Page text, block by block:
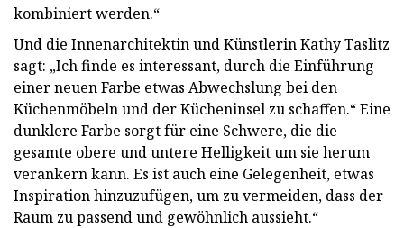
kombiniert werden.“
Und die Innenarchitektin und Künstlerin Kathy Taslitz
sagt: „Ich finde es interessant, durch die Einführung
einer neuen Farbe etwas Abwechslung bei den
Küchenmöbeln und der Kücheninsel zu schaffen.“ Eine
dunklere Farbe sorgt für eine Schwere, die die
gesamte obere und untere Helligkeit um sie herum
verankern kann. Es ist auch eine Gelegenheit, etwas
Inspiration hinzuzufügen, um zu vermeiden, dass der
Raum zu passend und gewöhnlich aussieht.“